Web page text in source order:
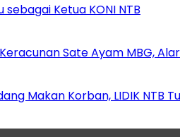
sebagai Ketua KONI NTB
Sate Ayam MBG,
Makan Korban, LIDIK NTB